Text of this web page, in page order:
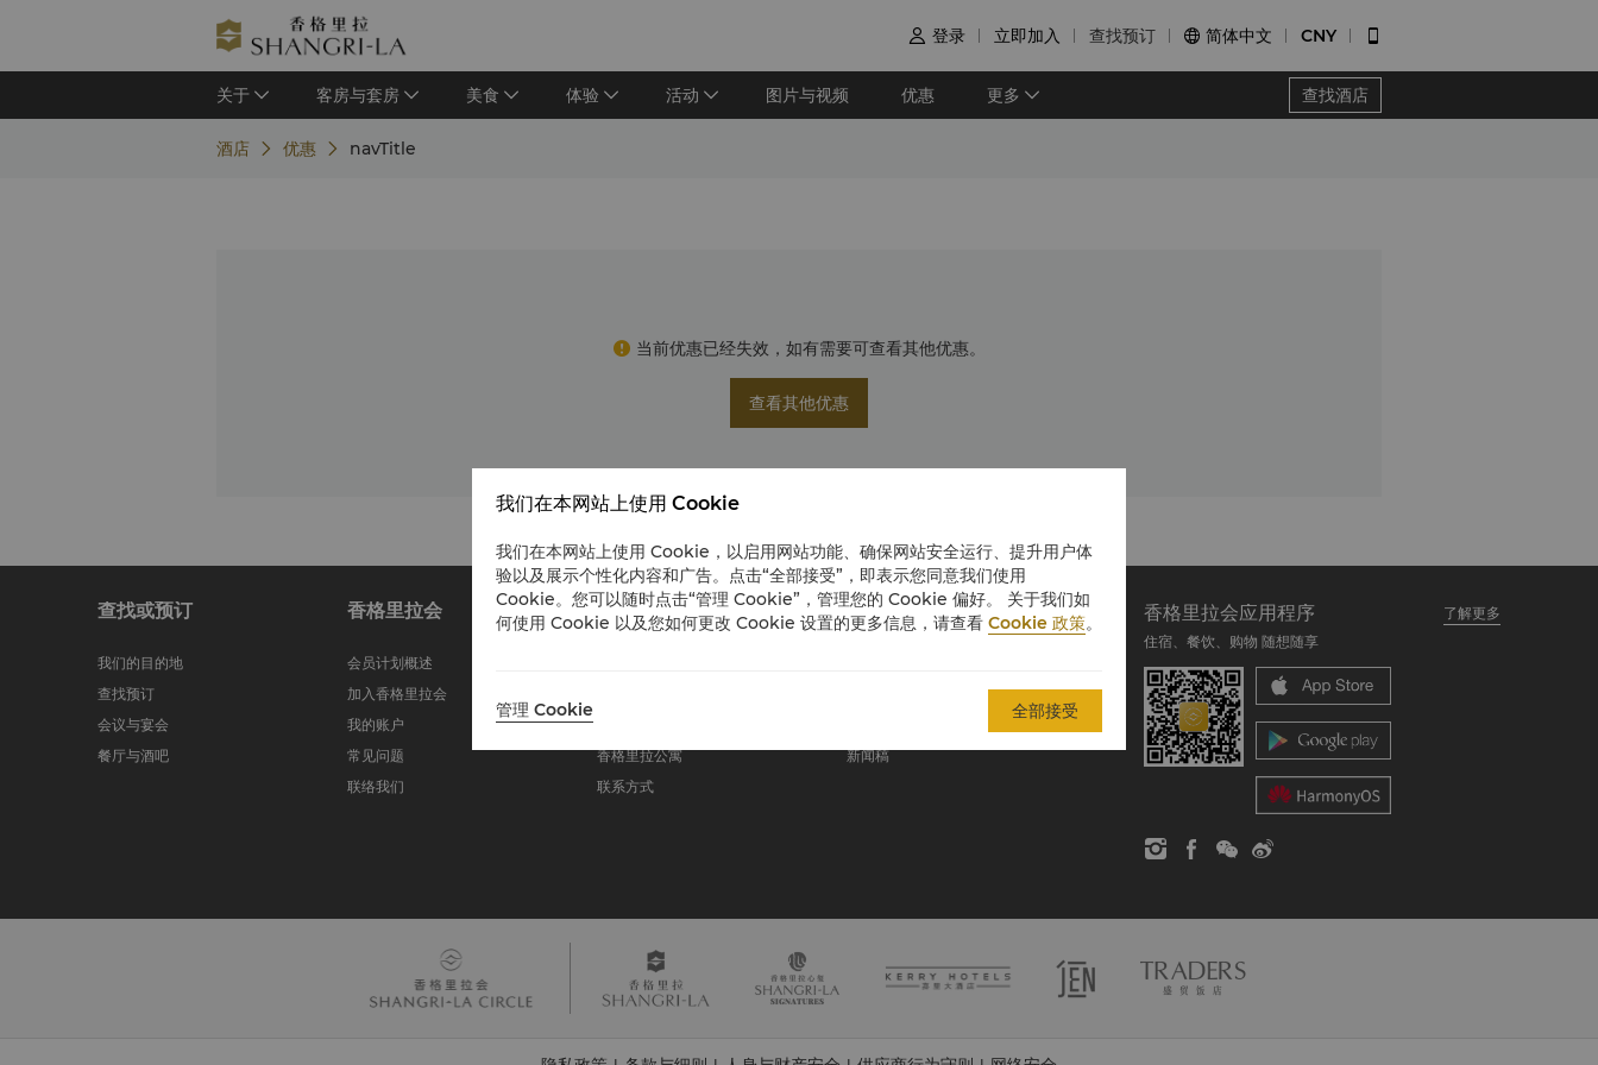
 登录 立即加入 查找预订  简体中文 CNY 
关于 客房与套房 美食 体验 活动 图片与视频 优惠 更多 查找酒店
酒店 优惠 navTitle
当前优惠已经失效，如有需要可查看其他优惠。
查看其他优惠
查找或预订
我们的目的地
查找预订
会议与宴会
餐厅与酒吧
香格里拉会
会员计划概述
加入香格里拉会
我的账户
常见问题
联络我们
关于香格里拉集团
香格里拉公寓
联系方式
新闻稿
香格里拉会应用程序
了解更多
住宿、餐饮、购物 随想随享
我们在本网站上使用 Cookie
我们在本网站上使用 Cookie，以启用网站功能、确保网站安全运行、提升用户体
验以及展示个性化内容和广告。点击“全部接受”，即表示您同意我们使用
Cookie。您可以随时点击“管理 Cookie”，管理您的 Cookie 偏好。 关于我们如
何使用 Cookie 以及您如何更改 Cookie 设置的更多信息，请查看 Cookie 政策。
管理 Cookie 全部接受